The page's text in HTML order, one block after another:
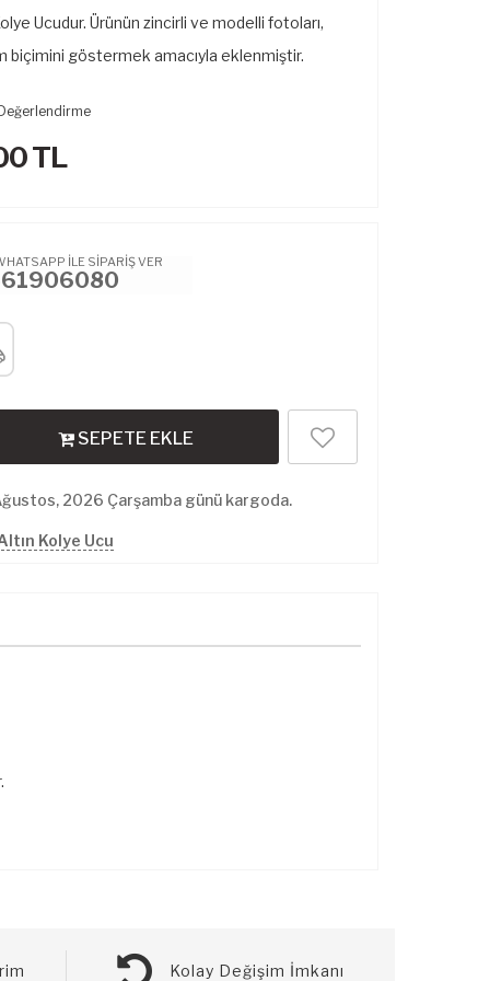
Ucudur. Ürünün zincirli ve modelli fotoları,
biçimini göstermek amacıyla eklenmiştir.
Değerlendirme
TL
İLE SİPARİŞ VER
SEPETE EKLE
2026 Çarşamba günü kargoda.
Kolye Ucu
Kolay Değişim İmkanı